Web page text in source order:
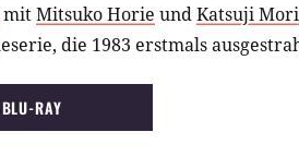
mitMitsuko Horie undKatsuji Mori
die 1983 erstmals
RAY